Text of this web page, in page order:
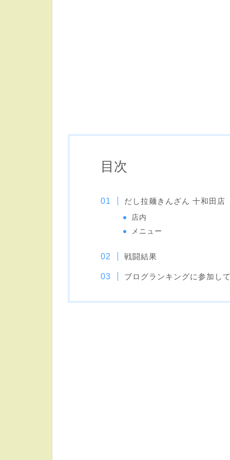
目次
だし拉麺きんざん 十和田店
店内
メニュー
戦闘結果
ブログランキングに参加して